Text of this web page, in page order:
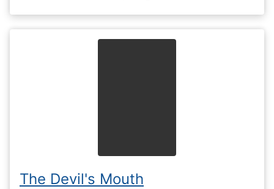
The Devil's Mouth